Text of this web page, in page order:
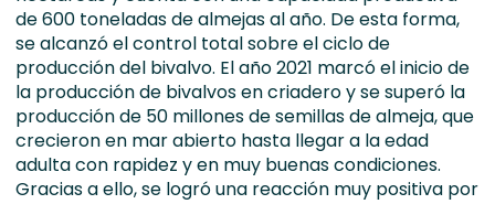
de 600 toneladas de almejas al año. De esta forma,
se alcanzó el control total sobre el ciclo de
producción del bivalvo. El año 2021 marcó el inicio de
la producción de bivalvos en criadero y se superó la
producción de 50 millones de semillas de almeja, que
crecieron en mar abierto hasta llegar a la edad
adulta con rapidez y en muy buenas condiciones.
Gracias a ello, se logró una reacción muy positiva por